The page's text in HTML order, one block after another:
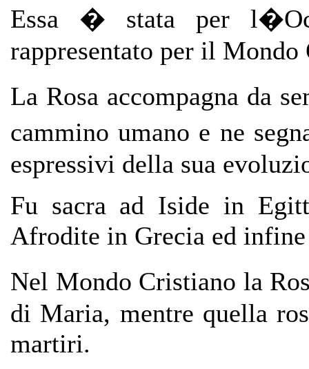
Essa � stata per
rappresentato per il Mondo
La Rosa accompagna da
cammino umano e ne
espressivi della sua
Fu sacra ad Iside in
Afrodite in Grecia ed infine
Nel Mondo Cristiano la
di Maria, mentre quella
martiri.